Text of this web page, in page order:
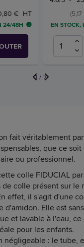
€ HT
24/48H
EN STOCK,
1 / 7
fait véritablement
que ce
ou professionnel.
colle FIDUCIAL
colle présent sur le
effet, il s'agit d'une
d'amidon. Elle est
et lavable à l'eau,
pour les enfants.
négligeable : le tube,